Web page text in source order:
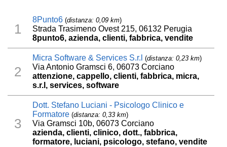
1
8Punto6 (distanza: 0,09 km)
Strada Trasimeno Ovest 215, 06132 Perugia
8punto6, azienda, clienti, fabbrica, vendite
2
Micra Software & Services S.r.l (distanza: 0,23 km)
Via Antonio Gramsci 6, 06073 Corciano
attenzione, cappello, clienti, fabbrica, micra,
s.r.l, services, software
3
Dott. Stefano Luciani - Psicologo Clinico e
Formatore (distanza: 0,33 km)
Via Gramsci 10b, 06073 Corciano
azienda, clienti, clinico, dott., fabbrica,
formatore, luciani, psicologo, stefano, vendite